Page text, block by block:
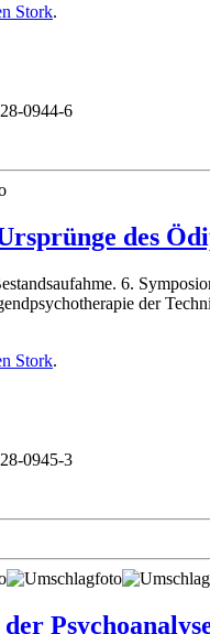
Stork.
0944-6
des
6.
der
Stork.
0945-3